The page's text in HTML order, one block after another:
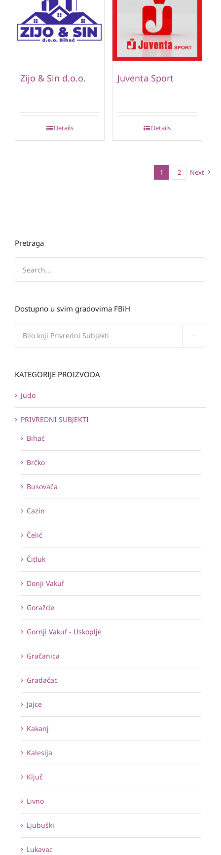
Zijo & Sin d.o.o.
Details
Juventa Sport
Details
1 2 Next
Pretraga
Dostupno u svim gradovima FBiH
KATEGORIJE PROIZVODA
Judo
PRIVREDNI SUBJEKTI
Bihać
Brčko
Busovača
Cazin
Čelić
Čitluk
Donji Vakuf
Goražde
Gornji Vakuf - Uskoplje
Gračanica
Gradačac
Jajce
Kakanj
Kalesija
Ključ
Livno
Ljubuški
Lukavac